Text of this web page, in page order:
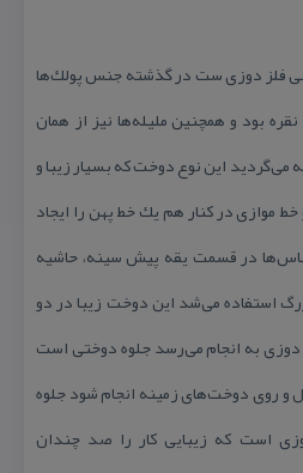
فلز دوزی ست در گذشته جنس پولك‌ها
بود و همچنین ملیله‌ها نیز از همان
این نوع دوخت كه بسیار زیبا و
موازی در كنار هم یك خط پهن را ایجاد
در قسمت یقه پیش سینه، حاشیه
استفاده می‌شد این دوخت زیبا در دو
به انجام می‌رسد جلوه دوختی است
روی دوخت‌های زمینه انجام شود جلوه
است كه زیبایی كار را صد چندان